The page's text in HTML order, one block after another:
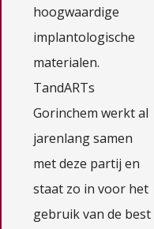
hoogwaardige
implantologische
materialen.
TandARTs
Gorinchem werkt al
jarenlang samen
met deze partij en
staat zo in voor het
gebruik van de best